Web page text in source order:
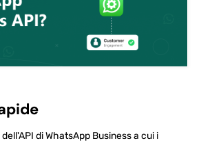
di WhatsApp Business a cui i